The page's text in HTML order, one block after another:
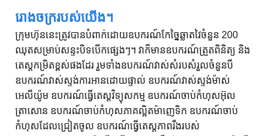
រោងចក្ររបស់យើង។
ក្រុមហ៊ុននេះត្រូវបានបំពាក់ដោយឧបករណ៍កែច្នៃឆ្លាតវៃចំនួន 200
ឈុតសម្រាប់សន្ទះបិទបើកផ្សេងៗ។ វាក៏មានឧបករណ៍ត្រួតពិនិត្យ និង
តេស្តកម្រិតខ្ពស់ផងដែរ រួមទាំងឧបករណ៍វាស់សំរបសំរួលចំនួនបី
ឧបករណ៍វាស់ស្ទង់ការអានដោយផ្ទាល់ ឧបករណ៍វាស់ស្ទង់ម៉ាស់
អេលីយ៉ូម ឧបករណ៍ធ្វើតេស្តវិទ្យុសកម្ម ឧបករណ៍ចាប់កំហុសអ៊ុល
ត្រាសោន ឧបករណ៍ចាប់កំហុសភាគល្អិតម៉ាញេទិក ឧបករណ៍ចាប់
កំហុសដែលជ្រៀតចូល ឧបករណ៍ធ្វើតេស្តភាពរឹងរបស់